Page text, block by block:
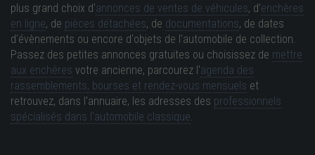
plus grand choix d'annonces de ventes de véhicules, d'enchères
en ligne, de pièces détachées, de documentations, de dates
d'évènements ou encore d'objets de l'automobile de collection.
Passez des petites annonces gratuites ou choisissez de mettre
aux enchères votre ancienne, parcourez l'agenda des
rassemblements, bourses et rendez-vous mensuels et
retrouvez, dans l'annuaire, les adresses des professionnels
spécialisés dans l'automobile classique